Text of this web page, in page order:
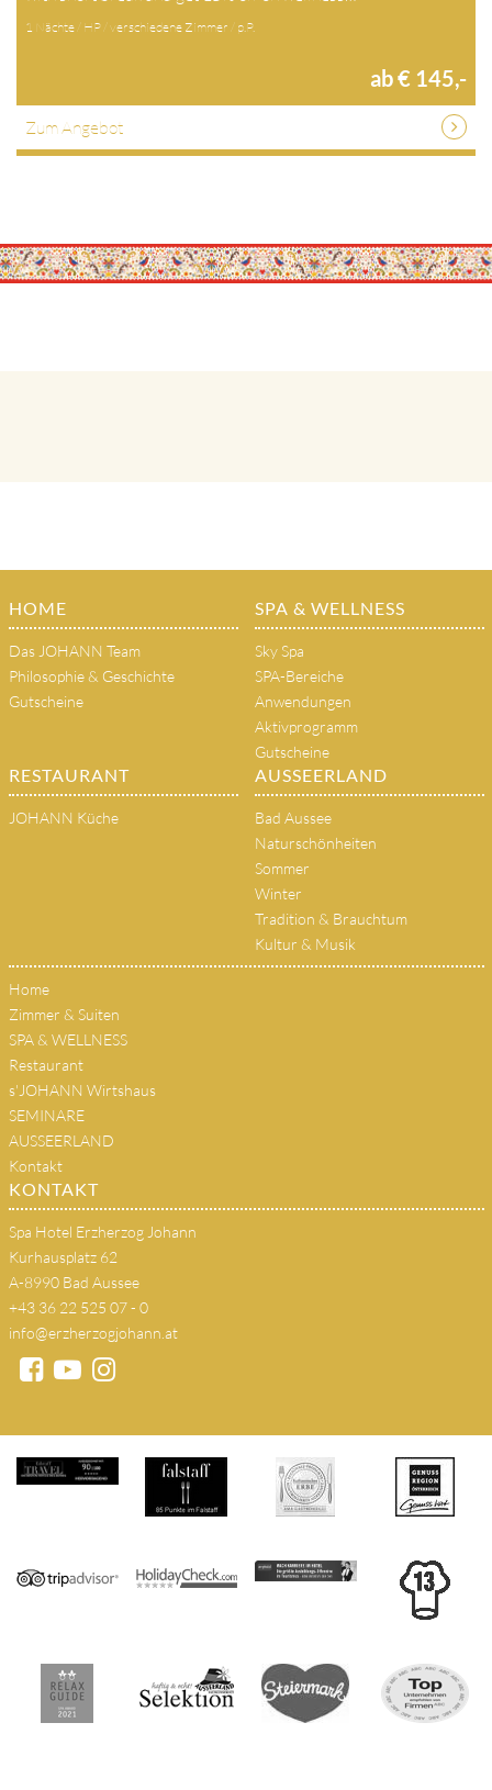
1 Nächte / HP / verschiedene Zimmer / p.P.
ab € 145,-
Zum Angebot
HOME
Das JOHANN Team
Philosophie & Geschichte
Gutscheine
SPA & WELLNESS
Sky Spa
SPA-Bereiche
Anwendungen
Aktivprogramm
Gutscheine
RESTAURANT
JOHANN Küche
AUSSEERLAND
Bad Aussee
Naturschönheiten
Sommer
Winter
Tradition & Brauchtum
Kultur & Musik
Home
Zimmer & Suiten
SPA & WELLNESS
Restaurant
s'JOHANN Wirtshaus
SEMINARE
AUSSEERLAND
Kontakt
KONTAKT
Spa Hotel Erzherzog Johann
Kurhausplatz 62
A-8990 Bad Aussee
+43 36 22 525 07 - 0
info@erzherzogjohann.at